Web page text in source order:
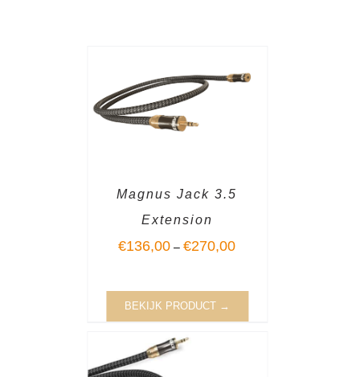
Magnus Jack 3.5
Extension
€136,00 –€270,00
BEKIJK PRODUCT →